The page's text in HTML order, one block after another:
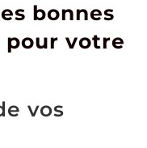
bonnes
pour votre
vos